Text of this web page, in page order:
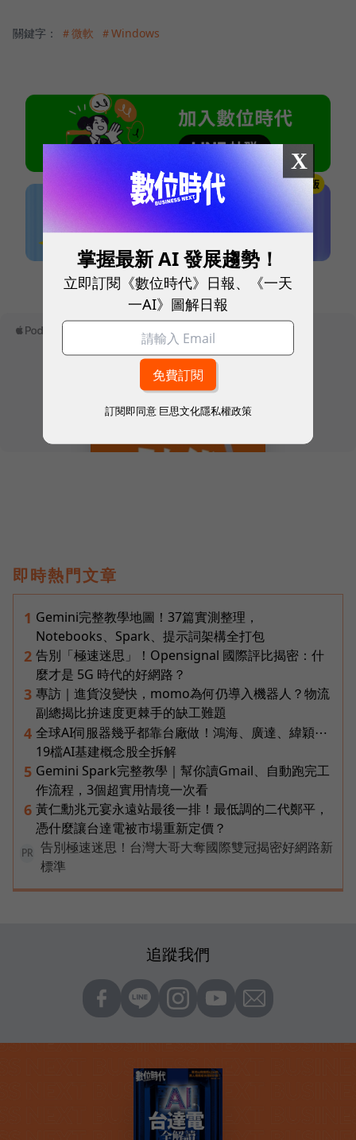
關鍵字： ＃微軟 ＃Windows
本網站內容未經允許，不得轉載。
即時熱門文章
1 Gemini完整教學地圖！37篇實測整理，
Notebooks、Spark、提示詞架構全打包
2 告別「極速迷思」！Opensignal 國際評比揭密：什
麼才是 5G 時代的好網路？
3 專訪｜進貨沒變快，momo為何仍導入機器人？物流
副總揭比拚速度更棘手的缺工難題
4 全球AI伺服器幾乎都靠台廠做！鴻海、廣達、緯穎⋯
19檔AI基建概念股全拆解
5 Gemini Spark完整教學｜幫你讀Gmail、自動跑完工
作流程，3個超實用情境一次看
6 黃仁勳兆元宴永遠站最後一排！最低調的二代鄭平，
憑什麼讓台達電被市場重新定價？
PR
告別極速迷思！台灣大哥大奪國際雙冠揭密好網路新
標準
追蹤我們
X
掌握最新 AI 發展趨勢！
立即訂閱《數位時代》日報、《一天
一AI》圖解日報
訂閱即同意 巨思文化隱私權政策